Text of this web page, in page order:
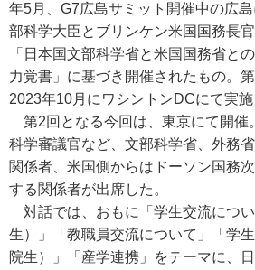
年5月、G7広島サミット開催中の広
部科学大臣とブリンケン米国国務長
「日本国文部科学省と米国国務省と
力覚書」に基づき開催されたもの。
2023年10月にワシントンDCにて実施
第2回となる今回は、東京にて開催
科学審議官など、文部科学省、外務
関係者、米国側からはドーソン国務
する関係者が出席した。
対話では、おもに「学生交流につ
生）」「教職員交流について」「学
院生）」「産学連携」をテーマに、